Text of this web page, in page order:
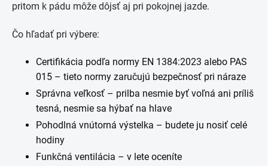
pritom k pádu môže dôjsť aj pri pokojnej jazde.
Čo hľadať pri výbere:
Certifikácia podľa normy EN 1384:2023 alebo PAS
015 – tieto normy zaručujú bezpečnosť pri náraze
Správna veľkosť – prilba nesmie byť voľná ani príliš
tesná, nesmie sa hýbať na hlave
Pohodlná vnútorná výstelka – budete ju nosiť celé
hodiny
Funkčná ventilácia – v lete oceníte